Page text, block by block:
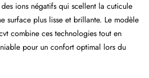
ions négatifs qui scellent la cuticule
surface plus lisse et brillante. Le modèle
combine ces technologies tout en
pour un confort optimal lors du